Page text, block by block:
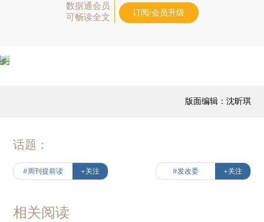
数据通会员
可畅读全文
订阅/会员升级
版面编辑：沈昕琪
话题：
#周刊提前读 +关注 #发改委 +关注
相关阅读